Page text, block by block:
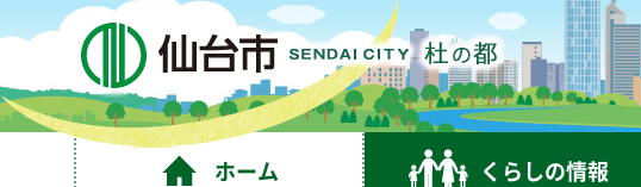
仙台市
ホーム くらしの情報